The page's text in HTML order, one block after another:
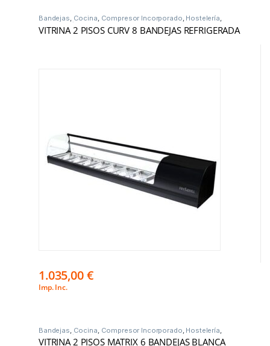
Bandejas Cocina Compresor Incorporado Hostelería
Vitrinas Frío
VITRINA 2 PISOS CURV 8 BANDEJAS REFRIGERADA
1.035,00€
Imp. Inc.
Bandejas Cocina Compresor Incorporado Hostelería
Vitrinas Frío
VITRINA 2 PISOS MATRIX 6 BANDEJAS BLANCA